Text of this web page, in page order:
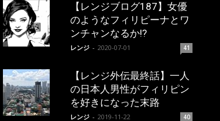
【レンジブログ187】女優
のようなフィリピーナとワ
ンチャンなるか!?
レンジ - 2020-07-01 41
【レンジ外伝最終話】一人
の日本人男性がフィリピン
を好きになった末路
レンジ - 2019-11-22 40